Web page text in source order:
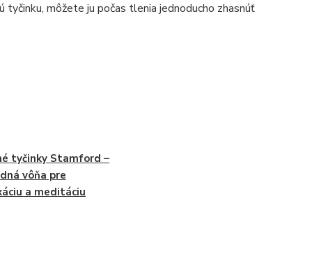
môžete ju počas tlenia jednoducho zhasnúť
tyčinky Stamford –
vôňa pre
a meditáciu